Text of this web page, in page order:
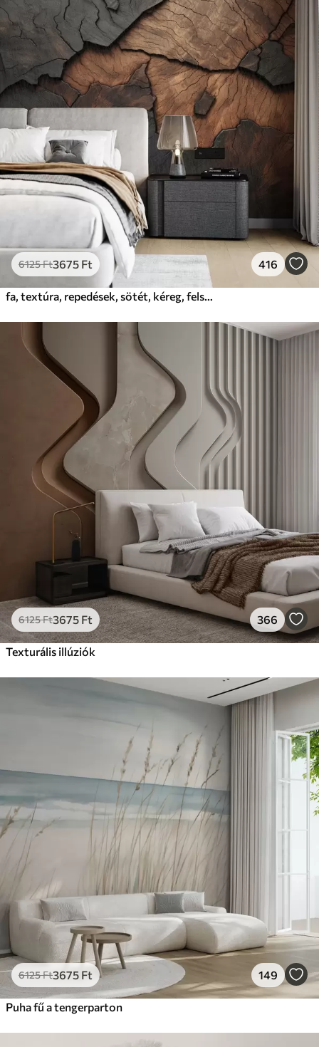
6125Ft3675 Ft 416
fa, textúra, repedések, sötét, kéreg, felszín
6125Ft3675 Ft 366
Texturális illúziók
6125Ft3675 Ft 149
Puha fű a tengerparton